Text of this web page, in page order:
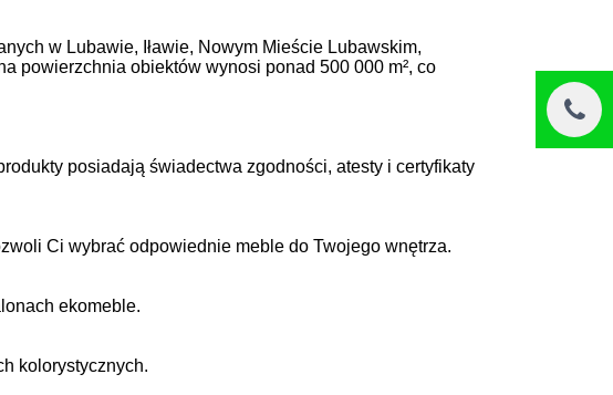
w Lubawie, Iławie, Nowym Mieście Lubawskim,
powierzchnia obiektów wynosi ponad 500 000 m², co
posiadają świadectwa zgodności, atesty i certyfikaty
Ci wybrać odpowiednie meble do Twojego wnętrza.
ekomeble.
kolorystycznych.